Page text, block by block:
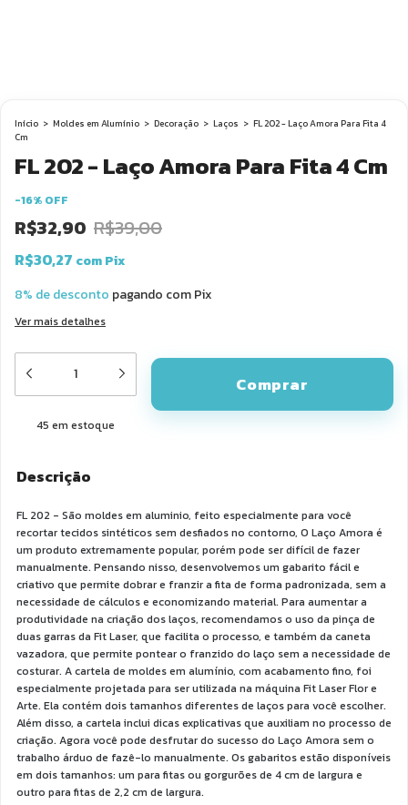
Início > Moldes em Alumínio > Decoração > Laços > FL 202 - Laço Amora Para Fita 4
Cm
FL 202 - Laço Amora Para Fita 4 Cm
-16% OFF
R$32,90 R$39,00
R$30,27 comPix
8% de desconto pagando com Pix
Ver mais detalhes
45 em estoque
Descrição
FL 202 - São moldes em aluminio, feito especialmente para você
recortar tecidos sintéticos sem desfiados no contorno, O Laço Amora é
um produto extremamente popular, porém pode ser difícil de fazer
manualmente. Pensando nisso, desenvolvemos um gabarito fácil e
criativo que permite dobrar e franzir a fita de forma padronizada, sem a
necessidade de cálculos e economizando material. Para aumentar a
produtividade na criação dos laços, recomendamos o uso da pinça de
duas garras da Fit Laser, que facilita o processo, e também da caneta
vazadora, que permite pontear o franzido do laço sem a necessidade de
costurar. A cartela de moldes em alumínio, com acabamento fino, foi
especialmente projetada para ser utilizada na máquina Fit Laser Flor e
Arte. Ela contém dois tamanhos diferentes de laços para você escolher.
Além disso, a cartela inclui dicas explicativas que auxiliam no processo de
criação. Agora você pode desfrutar do sucesso do Laço Amora sem o
trabalho árduo de fazê-lo manualmente. Os gabaritos estão disponíveis
em dois tamanhos: um para fitas ou gorgurões de 4 cm de largura e
outro para fitas de 2,2 cm de largura.